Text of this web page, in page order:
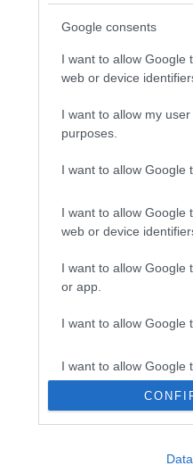
Google consents
I want to allow Google
web or device
I want to allow my
purposes.
I want to allow Google
I want to allow Google
web or device
I want to allow Google
or app.
I want to allow Google
I want to allow Google
authentication
A